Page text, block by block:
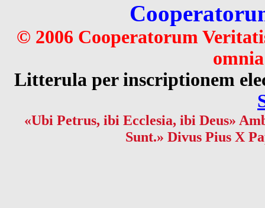
© 2006 Cooperatorum
Litterula per inscriptionem
«Ubi Petrus, ibi Ecclesia, ibi Deus»
Sunt.» Divus Pius X